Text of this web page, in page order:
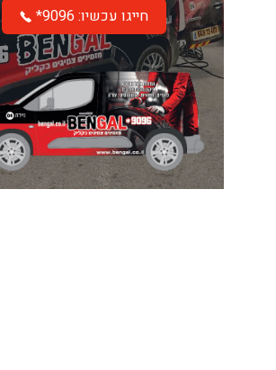
*חייגו עכשיו: 9096